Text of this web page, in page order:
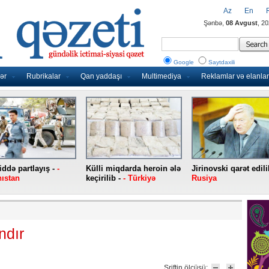
Rubrikalar Qan yaddaşı Multimediya Reklamlar və elanlar
Az En
Şənbə, 08 Avgust ,
Google Saytdaxili
partlayış - -
Külli miqdarda heroin ələ
keçirilib - - Türkiyə
Jirinovski qarət
Rusiya